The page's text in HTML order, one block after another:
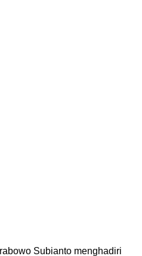
Subianto menghadiri